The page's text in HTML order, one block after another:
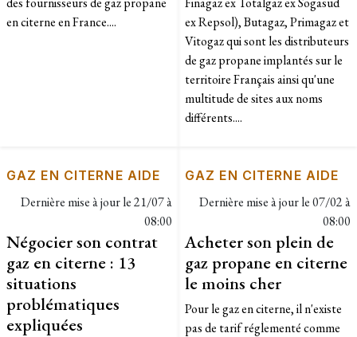
en citerne en France....
ex Repsol), Butagaz, Primagaz et
Vitogaz qui sont les distributeurs
de gaz propane implantés sur le
territoire Français ainsi qu'une
multitude de sites aux noms
différents....
GAZ EN CITERNE AIDE
Dernière mise à jour le21/07 à
08:00
Négocier son contrat
gaz en citerne : 13
situations
problématiques
expliquées
GAZ EN CITERNE AIDE
Dernière mise à jour le07/02 à
08:00
Acheter son plein de
gaz propane en citerne
le moins cher
Pour le gaz en citerne, il n'existe
pas de tarif réglementé comme